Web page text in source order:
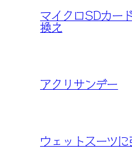
マイクロSDカー
換え
アクリサンデー
ウェットスーツに